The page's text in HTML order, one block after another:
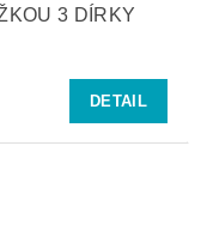
3 DÍRKY
DETAIL